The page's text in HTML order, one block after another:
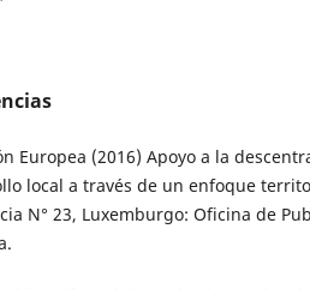
Europea (2016) Apoyo a la
local a través de un enfoque
N° 23, Luxemburgo: Oficina de